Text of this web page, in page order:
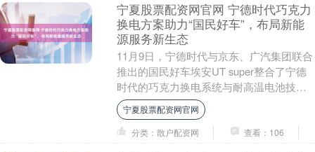
宁夏股票配资网官网 宁德时代巧克力
换电方案助力“国民好车”，布局新能
源服务新生态
11月9日，宁德时代与京东、广汽集团联合
推出的国民好车埃安UT super整合了宁德
时代的巧克力换电系统与耐高温电池技
术，无需水冷结构即可保障高安全性，且
换电体....
宁夏股票配资网官网
分类：散户配资网
查看：106